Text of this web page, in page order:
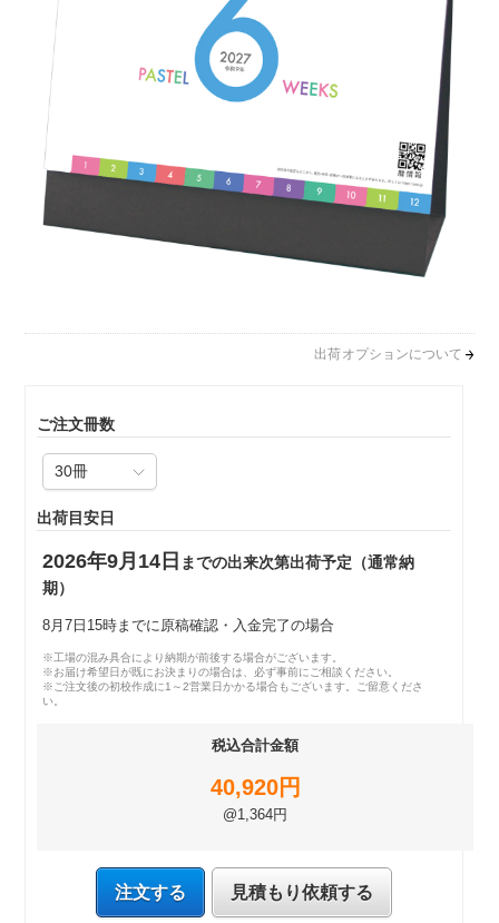
出荷オプションについて
ご注文冊数
出荷目安日
2026年9月14日 までの出来次第出荷予定（通常納
期）
8月7日15時までに原稿確認・入金完了の場合
※工場の混み具合により納期が前後する場合がございます。
※お届け希望日が既にお決まりの場合は、必ず事前にご相談ください。
※ご注文後の初校作成に1～2営業日かかる場合もございます。ご留意くださ
い。
税込合計金額
40,920円
@1,364円
注文する 見積もり依頼する